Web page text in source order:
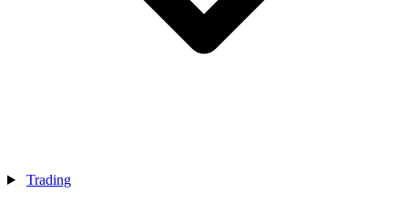
Trading